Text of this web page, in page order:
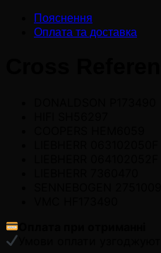
Пояснення
Оплата та доставка